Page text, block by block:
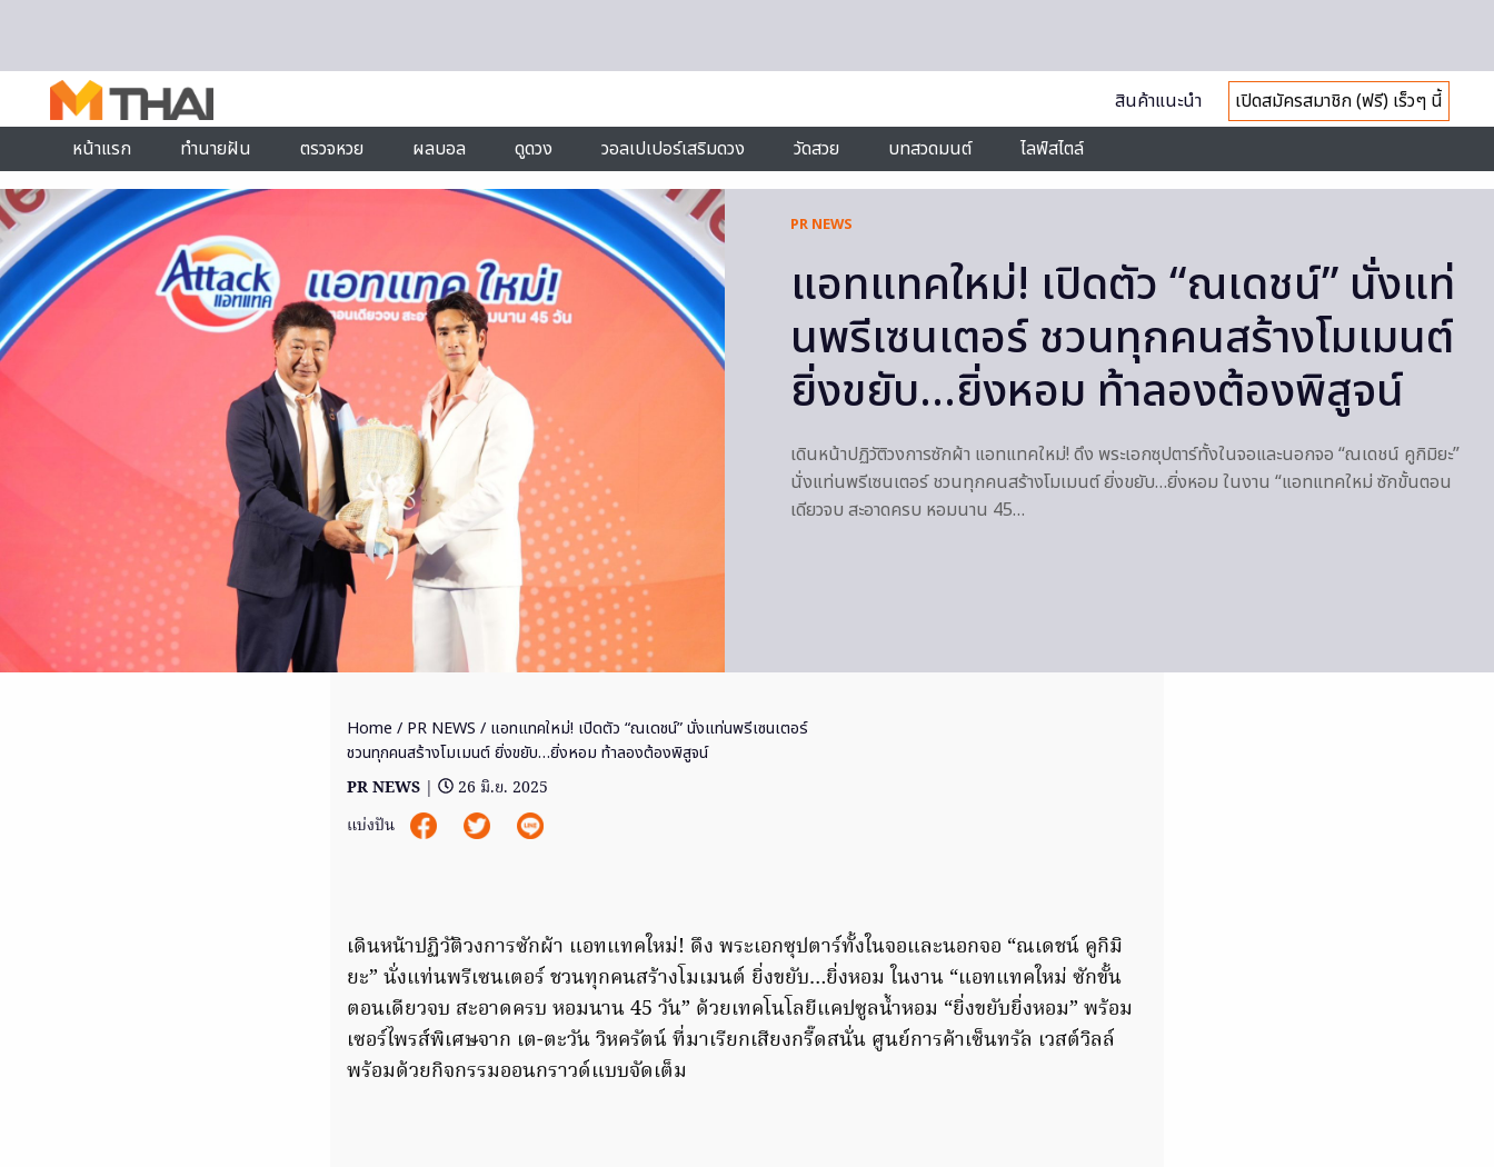
สินค้าแนะนำ
เปิดสมัครสมาชิก (ฟรี) เร็วๆ นี้
หน้าแรก
ทำนายฝัน ตรวจหวย ผลบอล ดูดวง วอลเปเปอร์เสริมดวง วัดสวย บทสวดมนต์ ไลฟ์สไตล์
PR NEWS
แอทแทคใหม่! เปิดตัว “ณเดชน์” นั่งแท่
นพรีเซนเตอร์ ชวนทุกคนสร้างโมเมนต์
ยิ่งขยับ…ยิ่งหอม ท้าลองต้องพิสูจน์
เดินหน้าปฏิวัติวงการซักผ้า แอทแทคใหม่! ดึง พระเอกซุปตาร์ทั้งในจอและนอกจอ “ณเดชน์ คูกิมิยะ”
นั่งแท่นพรีเซนเตอร์ ชวนทุกคนสร้างโมเมนต์ ยิ่งขยับ…ยิ่งหอม ในงาน “แอทแทคใหม่ ซักขั้นตอน
เดียวจบ สะอาดครบ หอมนาน 45…
Home / PR NEWS / แอทแทคใหม่! เปิดตัว “ณเดชน์” นั่งแท่นพรีเซนเตอร์
ชวนทุกคนสร้างโมเมนต์ ยิ่งขยับ…ยิ่งหอม ท้าลองต้องพิสูจน์
PR NEWS |
26 มิ.ย. 2025
แบ่งปัน
เดินหน้าปฏิวัติวงการซักผ้า แอทแทคใหม่! ดึง พระเอกซุปตาร์ทั้งในจอและนอกจอ “ณเดชน์ คูกิมิ
ยะ” นั่งแท่นพรีเซนเตอร์ ชวนทุกคนสร้างโมเมนต์ ยิ่งขยับ…ยิ่งหอม ในงาน “แอทแทคใหม่ ซักขั้น
ตอนเดียวจบ สะอาดครบ หอมนาน 45 วัน” ด้วยเทคโนโลยีแคปซูลน้ำหอม “ยิ่งขยับยิ่งหอม” พร้อม
เซอร์ไพรส์พิเศษจาก เต-ตะวัน วิหครัตน์ ที่มาเรียกเสียงกรี๊ดสนั่น ศูนย์การค้าเซ็นทรัล เวสต์วิลล์
พร้อมด้วยกิจกรรมออนกราวด์แบบจัดเต็ม